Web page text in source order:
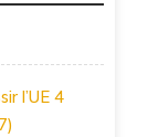
l’UE 4